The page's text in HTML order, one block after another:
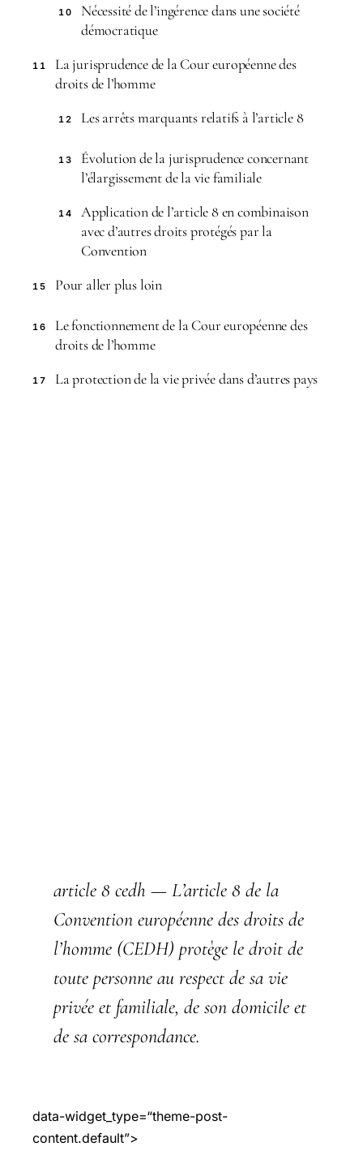
10
Nécessité de l’ingérence dans une société
démocratique
11
La jurisprudence de la Cour européenne des
droits de l’homme
12 Les arrêts marquants relatifs à l’article 8
13
Évolution de la jurisprudence concernant
l’élargissement de la vie familiale
14
Application de l’article 8 en combinaison
avec d’autres droits protégés par la
Convention
15 Pour aller plus loin
16
Le fonctionnement de la Cour européenne des
droits de l’homme
17 La protection de la vie privée dans d’autres pays
article 8 cedh — L’article 8 de la
Convention européenne des droits de
l’homme (CEDH) protège le droit de
toute personne au respect de sa vie
privée et familiale, de son domicile et
de sa correspondance.
data-widget_type=“theme-post-
content.default”>